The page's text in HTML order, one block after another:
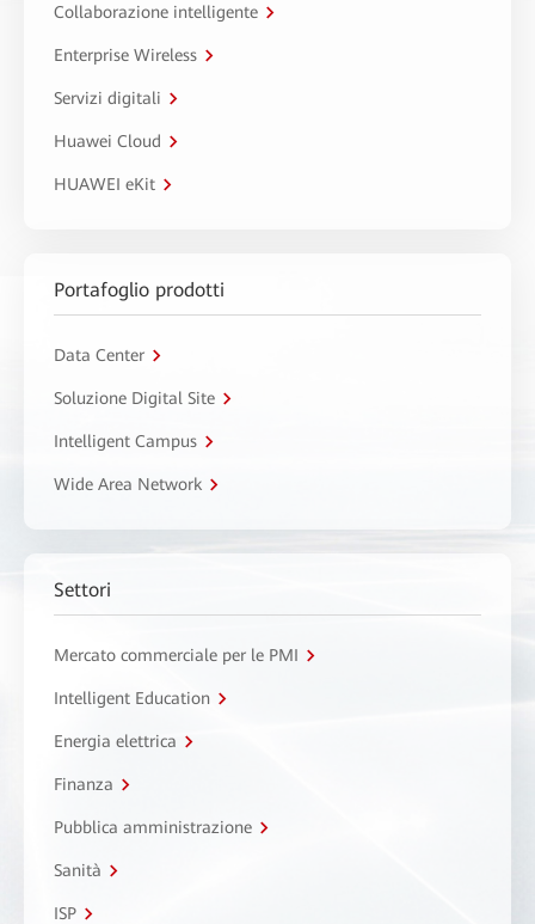
Collaborazione intelligente
Enterprise Wireless
Servizi digitali
Huawei Cloud
HUAWEI eKit
Portafoglio prodotti
Data Center
Soluzione Digital Site
Intelligent Campus
Wide Area Network
Settori
Mercato commerciale per le PMI
Intelligent Education
Energia elettrica
Finanza
Pubblica amministrazione
Sanità
ISP